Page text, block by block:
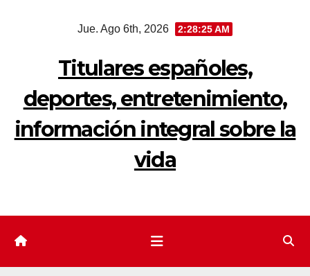
Jue. Ago 6th, 2026 2:28:25 AM
Titulares españoles,
deportes, entretenimiento,
información integral sobre la
vida